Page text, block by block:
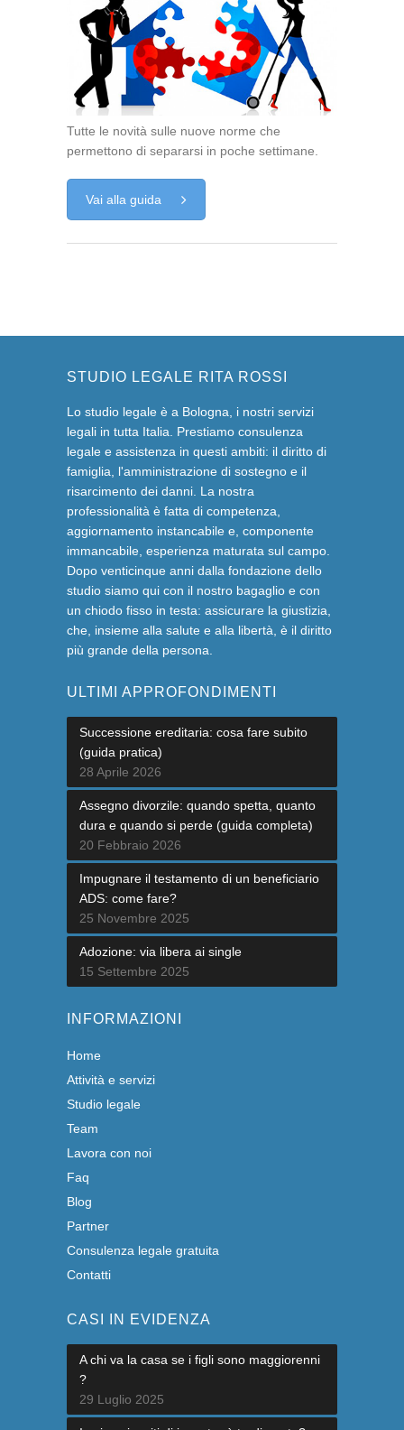
Tutte le novità sulle nuove norme che
permettono di separarsi in poche settimane.
Vai alla guida
STUDIO LEGALE RITA ROSSI
Lo studio legale è a Bologna, i nostri servizi
legali in tutta Italia. Prestiamo consulenza
legale e assistenza in questi ambiti: il diritto di
famiglia, l'amministrazione di sostegno e il
risarcimento dei danni. La nostra
professionalità è fatta di competenza,
aggiornamento instancabile e, componente
immancabile, esperienza maturata sul campo.
Dopo venticinque anni dalla fondazione dello
studio siamo qui con il nostro bagaglio e con
un chiodo fisso in testa: assicurare la giustizia,
che, insieme alla salute e alla libertà, è il diritto
più grande della persona.
ULTIMI APPROFONDIMENTI
Successione ereditaria: cosa fare subito
(guida pratica)
28 Aprile 2026
Assegno divorzile: quando spetta, quanto
dura e quando si perde (guida completa)
20 Febbraio 2026
Impugnare il testamento di un beneficiario
ADS: come fare?
25 Novembre 2025
Adozione: via libera ai single
15 Settembre 2025
INFORMAZIONI
Home
Attività e servizi
Studio legale
Team
Lavora con noi
Faq
Blog
Partner
Consulenza legale gratuita
Contatti
CASI IN EVIDENZA
A chi va la casa se i figli sono maggiorenni
?
29 Luglio 2025